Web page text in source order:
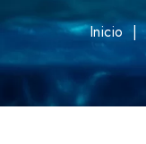
Inicio